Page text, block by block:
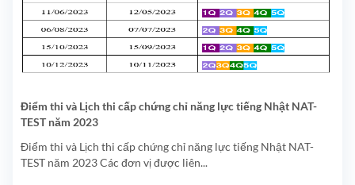
Điểm thi và Lịch thi cấp chứng chỉ năng lực tiếng Nhật NAT-
TEST năm 2023
Điểm thi và Lịch thi cấp chứng chỉ năng lực tiếng Nhật NAT-
TEST năm 2023 Các đơn vị được liên...